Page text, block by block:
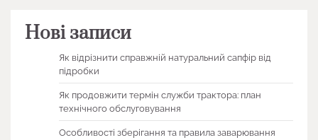
Нові записи
Як відрізнити справжній натуральний сапфір від
підробки
Як продовжити термін служби трактора: план
технічного обслуговування
Особливості зберігання та правила заварювання